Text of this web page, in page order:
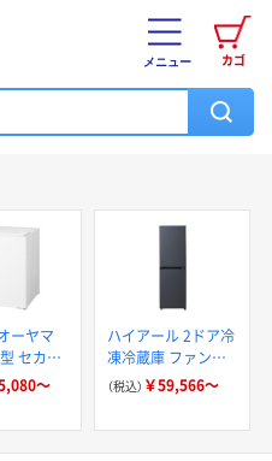
カゴ
メニュー
ーヤマ
セカン
務用 【右
】1ドア
～
ハイアール 2ドア冷
凍冷蔵庫 ファン式
JR-SY15A
（税込） ￥59,566～